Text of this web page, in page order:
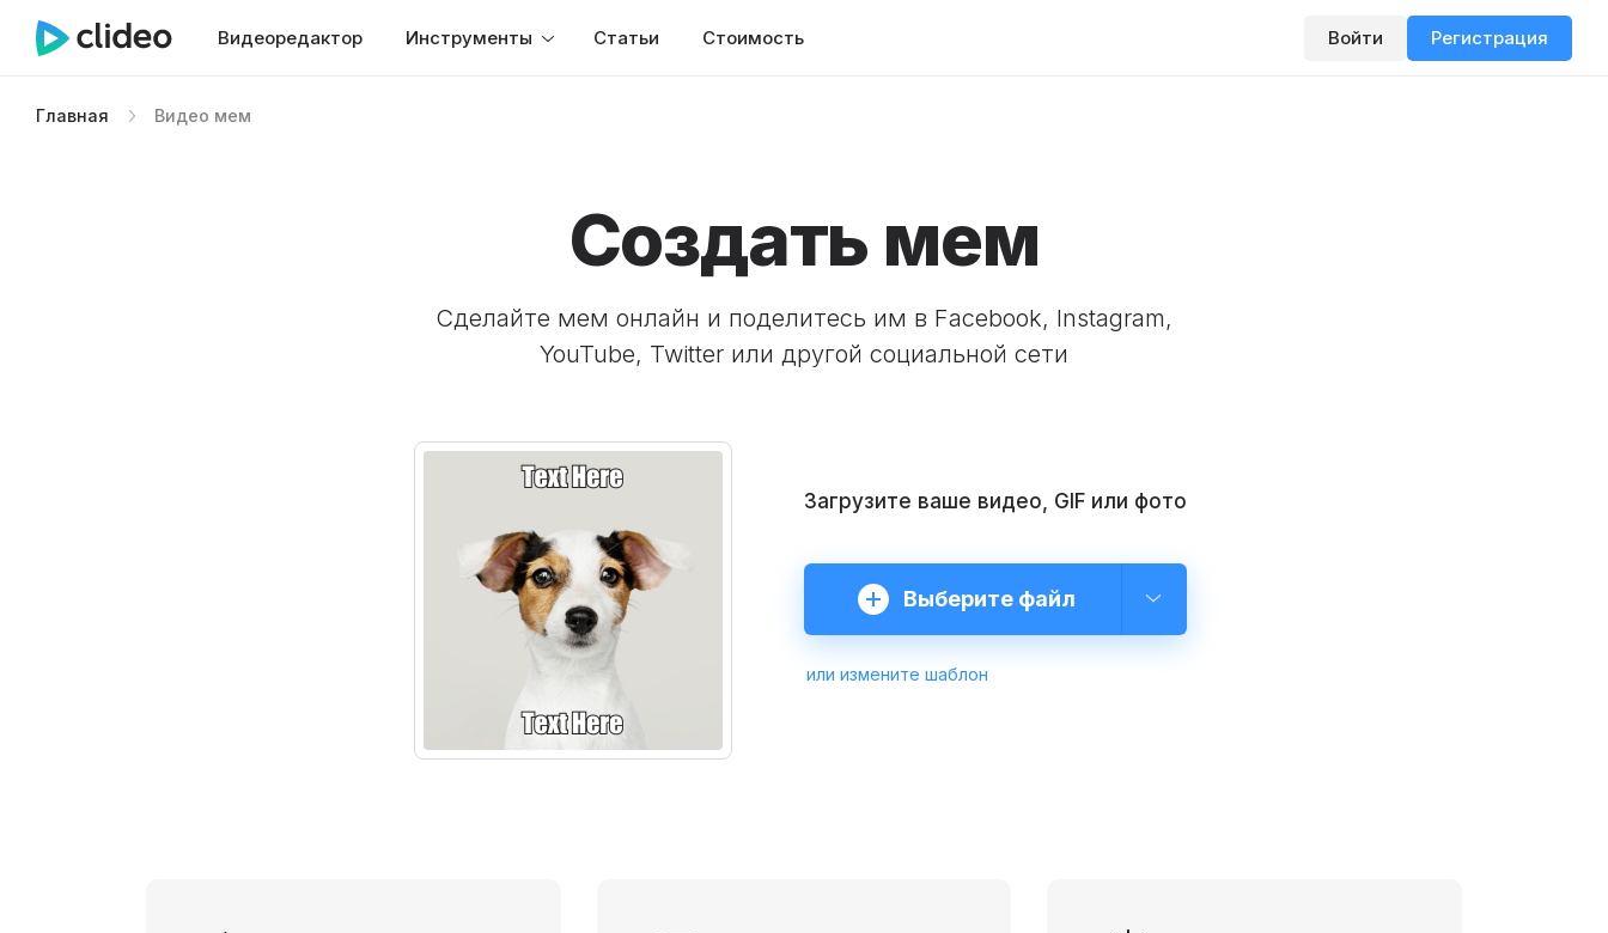
Видеоредактор Инструменты Статьи Стоимость Войти Регистрация
Главная Видео мем
Создать мем
Сделайте мем онлайн и поделитесь им в Facebook, Instagram,
YouTube, Twitter или другой социальной сети
Загрузите ваше видео, GIF или фото
Выберите файл
или измените шаблон